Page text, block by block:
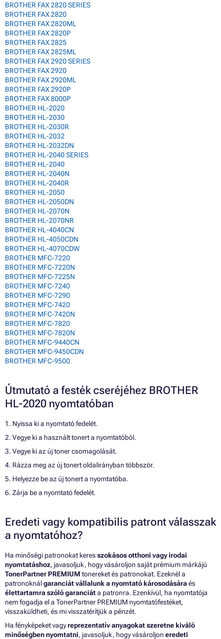
BROTHER FAX 2820 SERIES
BROTHER FAX 2820
BROTHER FAX 2820ML
BROTHER FAX 2820P
BROTHER FAX 2825
BROTHER FAX 2825ML
BROTHER FAX 2920 SERIES
BROTHER FAX 2920
BROTHER FAX 2920ML
BROTHER FAX 2920P
BROTHER FAX 8000P
BROTHER HL-2020
BROTHER HL-2030
BROTHER HL-2030R
BROTHER HL-2032
BROTHER HL-2032DN
BROTHER HL-2040 SERIES
BROTHER HL-2040
BROTHER HL-2040N
BROTHER HL-2040R
BROTHER HL-2050
BROTHER HL-2050DN
BROTHER HL-2070N
BROTHER HL-2070NR
BROTHER HL-4040CN
BROTHER HL-4050CDN
BROTHER HL-4070CDW
BROTHER MFC-7220
BROTHER MFC-7220N
BROTHER MFC-7225N
BROTHER MFC-7240
BROTHER MFC-7290
BROTHER MFC-7420
BROTHER MFC-7420N
BROTHER MFC-7820
BROTHER MFC-7820N
BROTHER MFC-9440CN
BROTHER MFC-9450CDN
BROTHER MFC-9500
Útmutató a festék cseréjéhez BROTHER
HL-2020 nyomtatóban
1. Nyissa ki a nyomtató fedelét.
2. Vegye ki a használt tonert a nyomtatóból.
3. Vegye ki az új toner csomagolását.
4. Rázza meg az új tonert oldalirányban többször.
5. Helyezze be az új tonert a nyomtatóba.
6. Zárja be a nyomtató fedelét.
Eredeti vagy kompatibilis patront válasszak
a nyomtatóhoz?
Ha minőségi patronokat keresszokásos otthoni vagy irodai
nyomtatáshoz, javasoljuk, hogy vásároljon saját prémium márkájú
TonerPartner PREMIUM tonereket és patronokat. Ezeknél a
patronoknálgaranciát vállalunk a nyomtató károsodásáraés
élettartamra szóló garanciáta patronra. Ezenkívül, ha nyomtatója
nem fogadja el a TonerPartner PREMIUM nyomtatófestéket,
visszaküldheti, és mi visszatérítjük a pénzét.
Ha fényképeket vagyreprezentatív anyagokat szeretne kiváló
minőségben nyomtatni, javasoljuk, hogy vásároljon eredeti